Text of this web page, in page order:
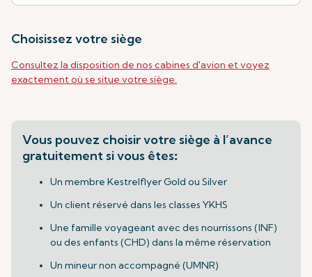
Choisissez votre siège
Consultez la disposition de nos cabines d'avion et voyez
exactement où se situe votre siège.
Vous pouvez choisir votre siège à l’avance
gratuitement si vous êtes:
Un membre Kestrelflyer Gold ou Silver
Un client réservé dans les classes YKHS
Une famille voyageant avec des nourrissons (INF)
ou des enfants (CHD) dans la même réservation
Un mineur non accompagné (UMNR)